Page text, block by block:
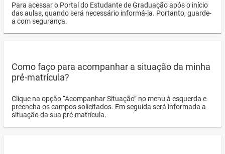
Para acessar o Portal do Estudante de Graduação após o início
das aulas, quando será necessário informá-la. Portanto, guarde-
a com segurança.
Como faço para acompanhar a situação da minha
pré-matrícula?
Clique na opção “Acompanhar Situação” no menu à esquerda e
preencha os campos solicitados. Em seguida será informada a
situação da sua pré-matrícula.